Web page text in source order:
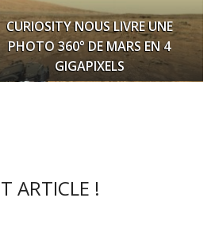
CURIOSITY NOUS LIVRE UNE
PHOTO 360° DE MARS EN 4
GIGAPIXELS
ARTICLE !